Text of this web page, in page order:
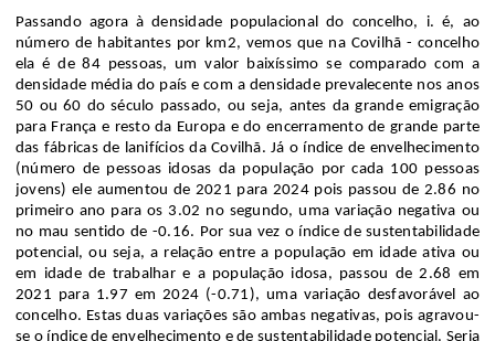
Passando agora à densidade populacional do concelho, i. é, ao
número de habitantes por km2, vemos que na Covilhã - concelho
ela é de 84 pessoas, um valor baixíssimo se comparado com a
densidade média do país e com a densidade prevalecente nos anos
50 ou 60 do século passado, ou seja, antes da grande emigração
para França e resto da Europa e do encerramento de grande parte
das fábricas de lanifícios da Covilhã.Já o índice de envelhecimento
(número de pessoas idosas da população por cada 100 pessoas
jovens) ele aumentou de 2021 para 2024 pois passou de 2.86 no
primeiro ano para os 3.02 no segundo, uma variação negativa ou
no mau sentido de -0.16. Por sua vez o índice de sustentabilidade
potencial, ou seja, a relação entre a população em idade ativa ou
em idade de trabalhare a população idosa, passou de 2.68 em
2021 para 1.97 em 2024 (-0.71 ), uma variação desfavorável ao
concelho. Estas duas variações são ambas negativas, pois agravou-
se o índice de envelhecimento e de sustentabilidade potencial. Seria